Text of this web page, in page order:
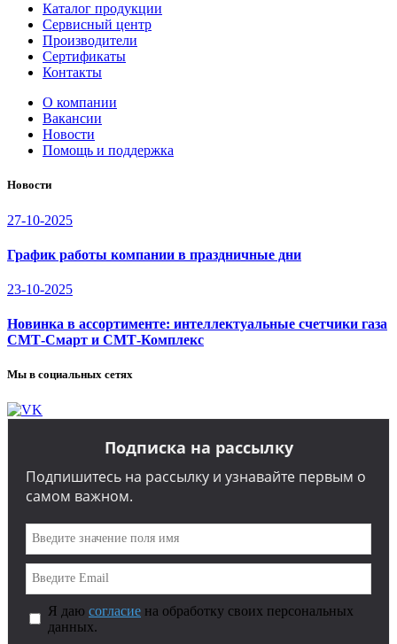
Каталог продукции
Сервисный центр
Производители
Сертификаты
Контакты
О компании
Вакансии
Новости
Помощь и поддержка
Новости
27-10-2025
График работы компании в праздничные дни
23-10-2025
Новинка в ассортименте: интеллектуальные счетчики газа
СМТ-Смарт и СМТ-Комплекс
Мы в социальных сетях
Подписка на рассылку
Подпишитесь на рассылку и узнавайте первым о
самом важном.
Я даю согласие на обработку своих персональных
данных.